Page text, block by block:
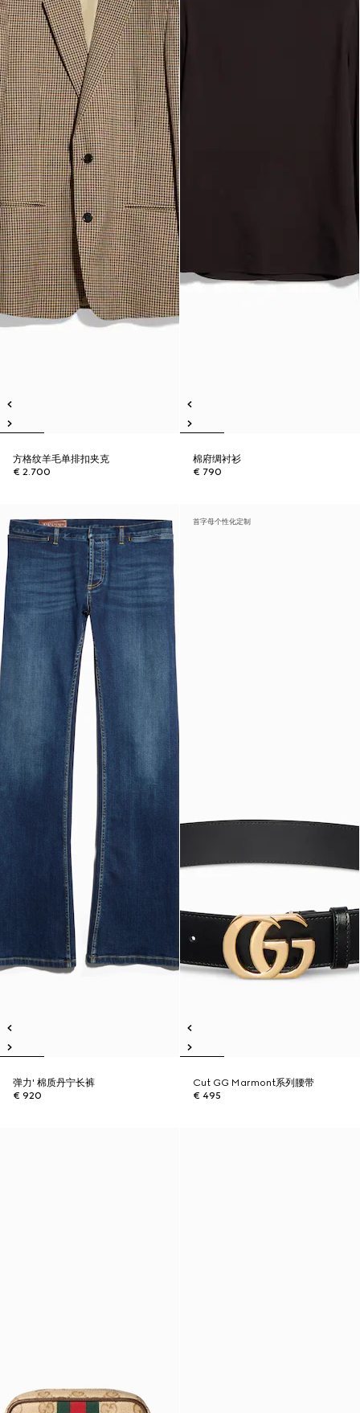
方格纹羊毛单排扣夹克
€ 2.700
棉府绸衬衫
€ 790
弹力' 棉质丹宁长裤
€ 920
首字母个性化定制
Cut GG Marmont系列腰带
€ 495